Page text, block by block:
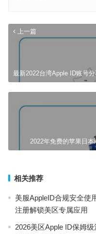
上一篇
最新2022台湾Apple ID账号
2022年免费的苹果日
相关推荐
美服AppleID合规安全使
注册解锁美区专属应用
2026美区Apple ID保姆